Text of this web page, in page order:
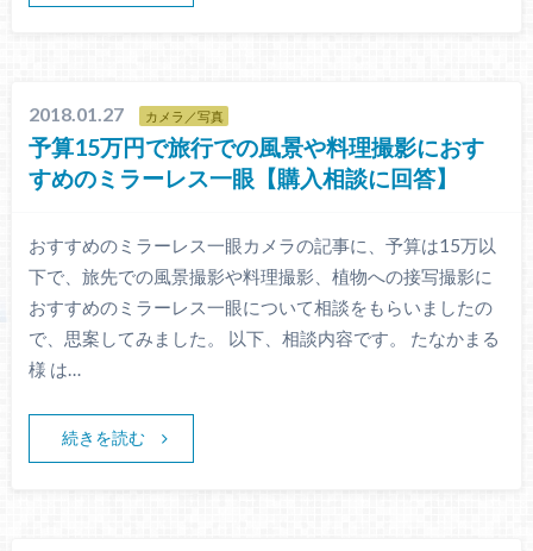
2018.01.27 カメラ／写真
予算15万円で旅行での風景や料理撮影におす
すめのミラーレス一眼【購入相談に回答】
おすすめのミラーレス一眼カメラの記事に、予算は15万以
下で、旅先での風景撮影や料理撮影、植物への接写撮影に
おすすめのミラーレス一眼について相談をもらいましたの
で、思案してみました。 以下、相談内容です。 たなかまる
様 は…
続きを読む